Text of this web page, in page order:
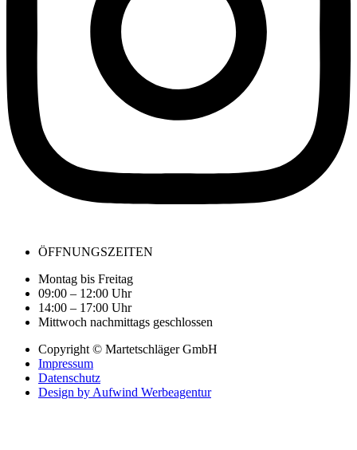
ÖFFNUNGSZEITEN
Montag bis Freitag
09:00 – 12:00 Uhr
14:00 – 17:00 Uhr
Mittwoch nachmittags geschlossen
Copyright © Martetschläger GmbH
Impressum
Datenschutz
Design by Aufwind Werbeagentur